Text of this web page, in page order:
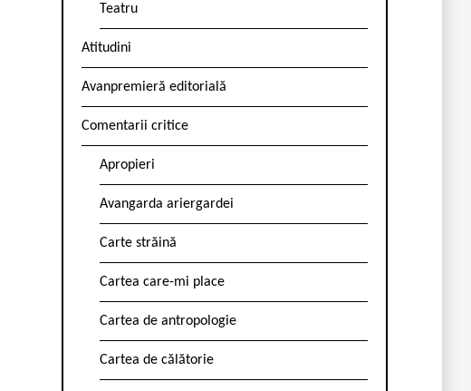
Teatru
Atitudini
Avanpremieră editorială
Comentarii critice
Apropieri
Avangarda ariergardei
Carte străină
Cartea care-mi place
Cartea de antropologie
Cartea de călătorie